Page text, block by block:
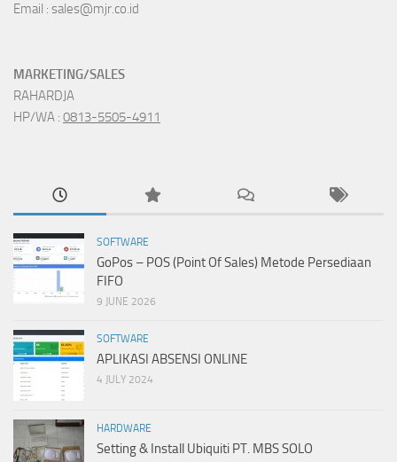
Email : sales@mjr.co.id
MARKETING/SALES
RAHARDJA
HP/WA : 0813-5505-4911
SOFTWARE
GoPos – POS (Point Of Sales) Metode Persediaan
FIFO
9 JUNE 2026
SOFTWARE
APLIKASI ABSENSI ONLINE
4 JULY 2024
HARDWARE
Setting & Install Ubiquiti PT. MBS SOLO